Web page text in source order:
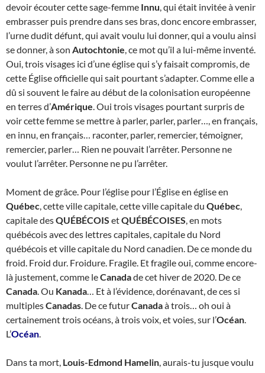
devoir écouter cette sage-femme Innu, qui était invitée à venir
embrasser puis prendre dans ses bras, donc encore embrasser,
l’urne dudit défunt, qui avait voulu lui donner, qui a voulu ainsi
se donner, à son Autochtonie, ce mot qu’il a lui-même inventé.
Oui, trois visages ici d’une église qui s’y faisait compromis, de
cette Église officielle qui sait pourtant s’adapter. Comme elle a
dû si souvent le faire au début de la colonisation européenne
en terres d’Amérique. Oui trois visages pourtant surpris de
voir cette femme se mettre à parler, parler, parler…, en français,
en innu, en français… raconter, parler, remercier, témoigner,
remercier, parler… Rien ne pouvait l’arrêter. Personne ne
voulut l’arrêter. Personne ne pu l’arrêter.
Moment de grâce. Pour l’église pour l’Église en église en
Québec, cette ville capitale, cette ville capitale du Québec,
capitale desQUÉBÉCOIS etQUÉBÉCOISES, en mots
québécois avec des lettres capitales, capitale du Nord
québécois et ville capitale du Nord canadien. De ce monde du
froid. Froid dur. Froidure. Fragile. Et fragile oui, comme encore-
là justement, comme leCanadade cet hiver de 2020. De ce
Canada. Ou Kanada… Et à l’évidence, dorénavant, de ces si
multiplesCanadas. De ce futurCanadaà trois… oh oui à
certainement trois océans, à trois voix, et voies, sur l’Océan.
L’Océan.
Dans ta mort, Louis-Edmond Hamelin, aurais-tu jusque voulu